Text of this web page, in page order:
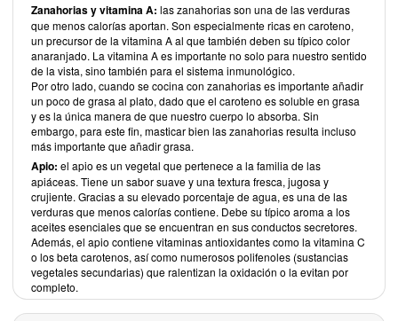
Zanahorias y vitamina A: las zanahorias son una de las verduras
que menos calorías aportan. Son especialmente ricas en caroteno,
un precursor de la vitamina A al que también deben su típico color
anaranjado. La vitamina A es importante no solo para nuestro sentido
de la vista, sino también para el sistema inmunológico.
Por otro lado, cuando se cocina con zanahorias es importante añadir
un poco de grasa al plato, dado que el caroteno es soluble en grasa
y es la única manera de que nuestro cuerpo lo absorba. Sin
embargo, para este fin, masticar bien las zanahorias resulta incluso
más importante que añadir grasa.
Apio: el apio es un vegetal que pertenece a la familia de las
apiáceas. Tiene un sabor suave y una textura fresca, jugosa y
crujiente. Gracias a su elevado porcentaje de agua, es una de las
verduras que menos calorías contiene. Debe su típico aroma a los
aceites esenciales que se encuentran en sus conductos secretores.
Además, el apio contiene vitaminas antioxidantes como la vitamina C
o los beta carotenos, así como numerosos polifenoles (sustancias
vegetales secundarias) que ralentizan la oxidación o la evitan por
completo.